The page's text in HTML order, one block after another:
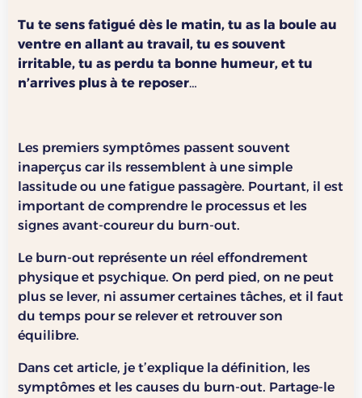
Tu te sens fatigué dès le matin, tu as la boule au
ventre en allant au travail, tu es souvent
irritable, tu as perdu ta bonne humeur, et tu
n’arrives plus à te reposer…
Les premiers symptômes passent souvent
inaperçus car ils ressemblent à une simple
lassitude ou une fatigue passagère. Pourtant, il est
important de comprendre le processus et les
signes avant-coureur du burn-out.
Le burn-out représente un réel effondrement
physique et psychique. On perd pied, on ne peut
plus se lever, ni assumer certaines tâches, et il faut
du temps pour se relever et retrouver son
équilibre.
Dans cet article, je t’explique la définition, les
symptômes et les causes du burn-out. Partage-le